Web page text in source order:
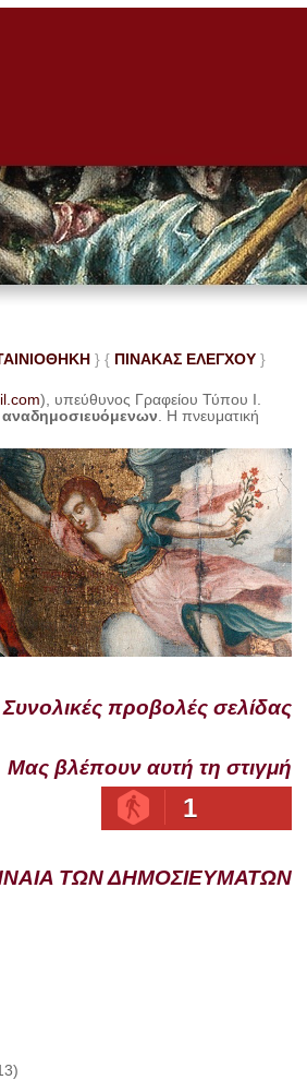
} { ΠΙΝΑΚΑΣ ΕΛΕΓΧΟΥ}
), υπεύθυνος Γραφείου Τύπου Ι.
. Ηπνευματική
Συνολικές προβολές σελίδας
Μας βλέπουν αυτή τη στιγμή
1
ΤΩΝ ΔΗΜΟΣΙΕΥΜΑΤΩΝ